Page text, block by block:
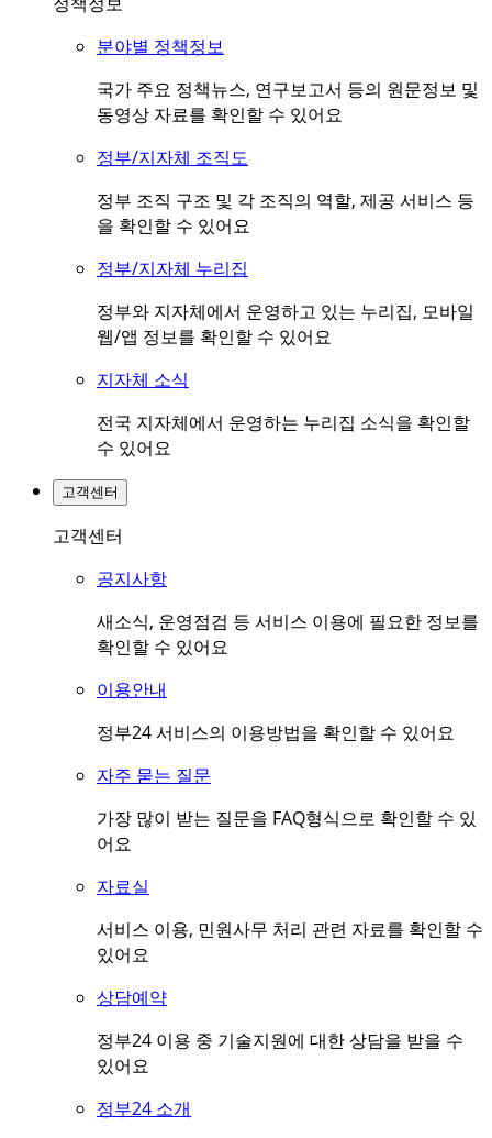
분야별 정책정보
국가 주요 정책뉴스, 연구보고서 등의 원문정보 및
동영상 자료를 확인할 수 있어요
정부/지자체 조직도
정부 조직 구조 및 각 조직의 역할, 제공 서비스 등
을 확인할 수 있어요
정부/지자체 누리집
정부와 지자체에서 운영하고 있는 누리집, 모바일
웹/앱 정보를 확인할 수 있어요
지자체 소식
전국 지자체에서 운영하는 누리집 소식을 확인할
수 있어요
고객센터
고객센터
공지사항
새소식, 운영점검 등 서비스 이용에 필요한 정보를
확인할 수 있어요
이용안내
정부24 서비스의 이용방법을 확인할 수 있어요
자주 묻는 질문
가장 많이 받는 질문을 FAQ형식으로 확인할 수 있
어요
자료실
서비스 이용, 민원사무 처리 관련 자료를 확인할 수
있어요
상담예약
정부24 이용 중 기술지원에 대한 상담을 받을 수
있어요
정부24 소개